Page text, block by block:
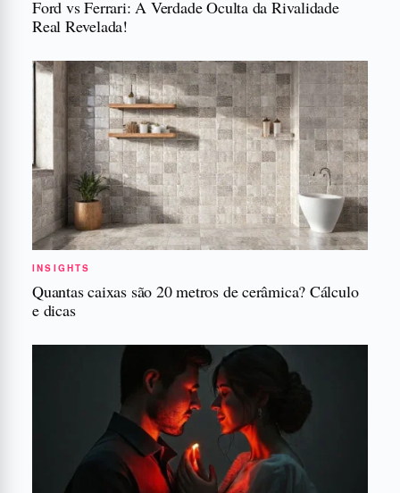
Ford vs Ferrari: A Verdade Oculta da Rivalidade
Real Revelada!
INSIGHTS
Quantas caixas são 20 metros de cerâmica? Cálculo
e dicas